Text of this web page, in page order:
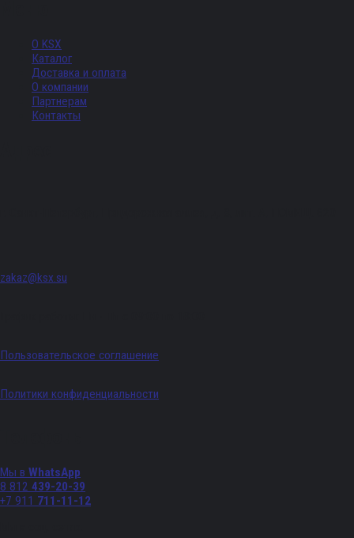
О KSX
Каталог
Доставка и оплата
О компании
Партнерам
Контакты
zakaz@ksx.su
Пользовательское соглашение
Политики конфиденциальности
Мы в WhatsApp
8 812 439-20-39
+7 911 711-11-12